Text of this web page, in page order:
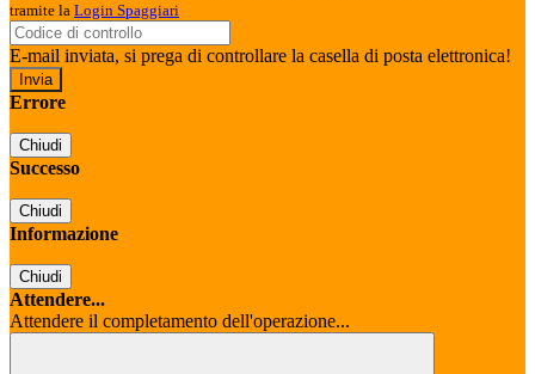
tramite la Login Spaggiari
E-mail inviata, si prega di controllare la casella di posta elettronica!
Errore
Chiudi
Successo
Chiudi
Informazione
Chiudi
Attendere...
Attendere il completamento dell'operazione...